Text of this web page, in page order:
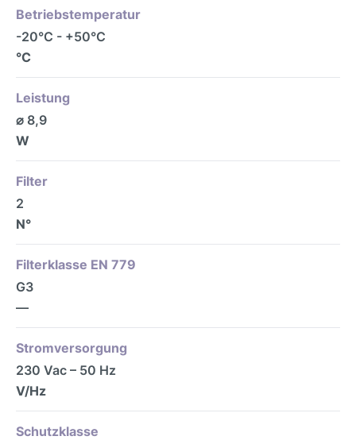
Betriebstemperatur
-20°C - +50°C
°C
Leistung
⌀ 8,9
W
Filter
2
N°
Filterklasse EN 779
G3
—
Stromversorgung
230 Vac – 50 Hz
V/Hz
Schutzklasse